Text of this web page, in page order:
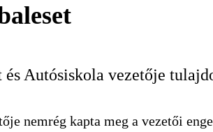
Autósiskola vezetője
nemrég kapta meg a vezetői